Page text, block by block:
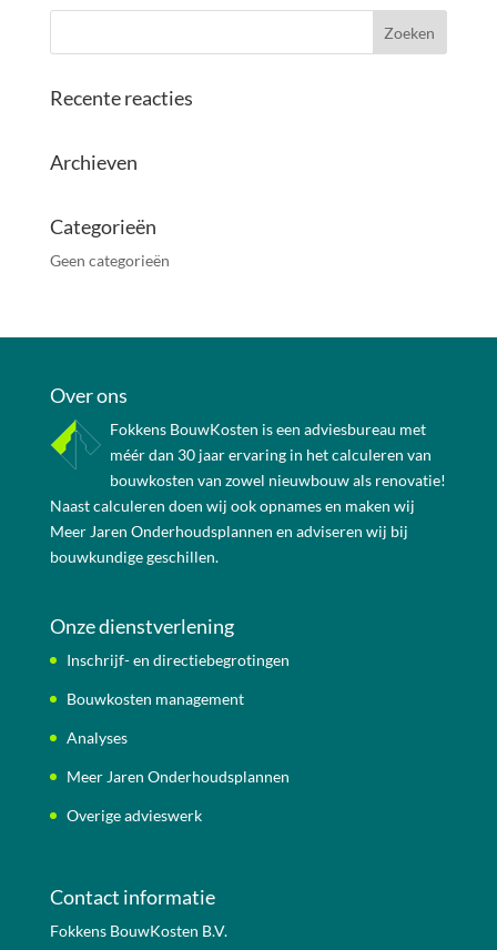
Recente reacties
Archieven
Categorieën
Geen categorieën
Over ons
Fokkens BouwKosten is een adviesbureau met
méér dan 30 jaar ervaring in het calculeren van
bouwkosten van zowel nieuwbouw als renovatie!
Naast calculeren doen wij ook opnames en maken wij
Meer Jaren Onderhoudsplannen en adviseren wij bij
bouwkundige geschillen.
Onze dienstverlening
Inschrijf- en directiebegrotingen
Bouwkosten management
Analyses
Meer Jaren Onderhoudsplannen
Overige advieswerk
Contact informatie
Fokkens BouwKosten B.V.